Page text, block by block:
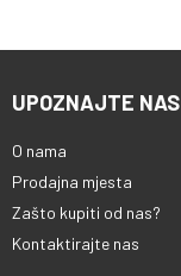
UPOZNAJTE NAS
O nama
Prodajna mjesta
Zašto kupiti od nas?
Kontaktirajte nas